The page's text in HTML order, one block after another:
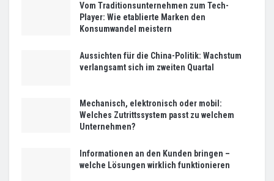
Vom Traditionsunternehmen zum Tech-
Player: Wie etablierte Marken den
Konsumwandel meistern
Aussichten für die China-Politik: Wachstum
verlangsamt sich im zweiten Quartal
Mechanisch, elektronisch oder mobil:
Welches Zutrittssystem passt zu welchem
Unternehmen?
Informationen an den Kunden bringen –
welche Lösungen wirklich funktionieren